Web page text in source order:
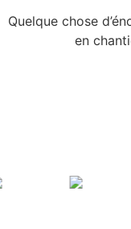
Quelque chose
en